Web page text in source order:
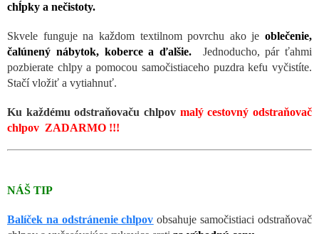
chĺpky a nečistoty.
Skvele funguje na každom textilnom povrchu ako je oblečenie,
čalúnený nábytok, koberce a ďalšie.
Jednoducho, pár ťahmi
pozbierate chlpy a pomocou samočistiaceho puzdra kefu vyčistíte.
Stačí vložiť a vytiahnuť.
Ku každému odstraňovaču chlpov malý cestovný odstraňovač
chlpov ZADARMO !!!
NÁŠ TIP
Balíček na odstránenie chlpov obsahuje samočistiaci odstraňovač